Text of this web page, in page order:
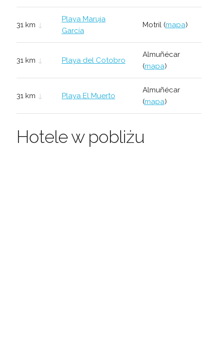
31 km ↓
Playa Maruja
García
Motril (mapa)
31 km ↓ Playa del Cotobro
Almuñécar
(mapa)
31 km ↓ Playa El Muerto
Almuñécar
(mapa)
Hotele w pobliżu